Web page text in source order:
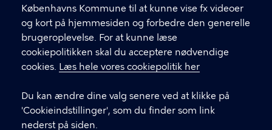
Københavns Kommune til at kunne vise fx videoer
og kort på hjemmesiden og forbedre den generelle
brugeroplevelse. For at kunne læse
cookiepolitikken skal du acceptere nødvendige
cookies. Læs hele vores cookiepolitik her
Du kan ændre dine valg senere ved at klikke på
'Cookieindstillinger', som du finder som link
nederst på siden.
CVR-nummer64942212
GENVEJE
Digital Post
Databeskyttelse